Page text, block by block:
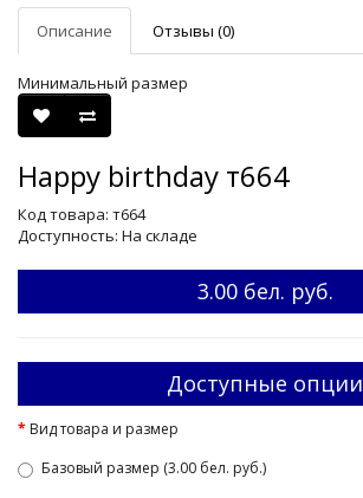
Описание Отзывы (0)
Минимальный размер
Happy birthday т664
Код товара: т664
Доступность: На складе
3.00 бел. руб.
Доступные опции
Вид товара и размер
Базовый размер (3.00 бел. руб.)